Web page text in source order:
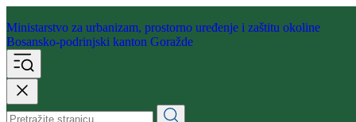
Ministarstvo za urbanizam,
Bosansko-podrinjski kanton Goražde